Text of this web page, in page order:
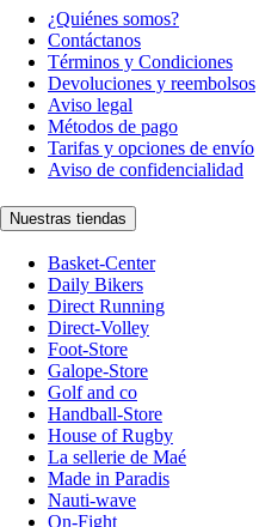
¿Quiénes somos?
Contáctanos
Términos y Condiciones
Devoluciones y reembolsos
Aviso legal
Métodos de pago
Tarifas y opciones de envío
Aviso de confidencialidad
Nuestras tiendas
Basket-Center
Daily Bikers
Direct Running
Direct-Volley
Foot-Store
Galope-Store
Golf and co
Handball-Store
House of Rugby
La sellerie de Maé
Made in Paradis
Nauti-wave
On-Fight